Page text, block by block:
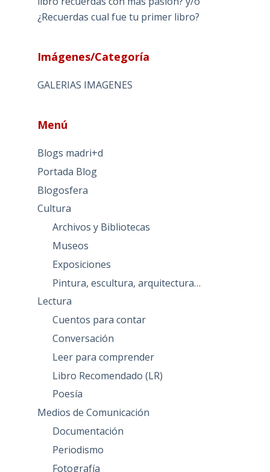
¿Recuerdas cual fue tu primer libro?
Imágenes/Categoría
GALERIAS IMAGENES
Menú
Blogs madri+d
Portada Blog
Blogosfera
Cultura
Archivos y Bibliotecas
Museos
Exposiciones
Pintura, escultura, arquitectura…
Lectura
Cuentos para contar
Conversación
Leer para comprender
Libro Recomendado (LR)
Poesía
Medios de Comunicación
Documentación
Periodismo
Fotografía